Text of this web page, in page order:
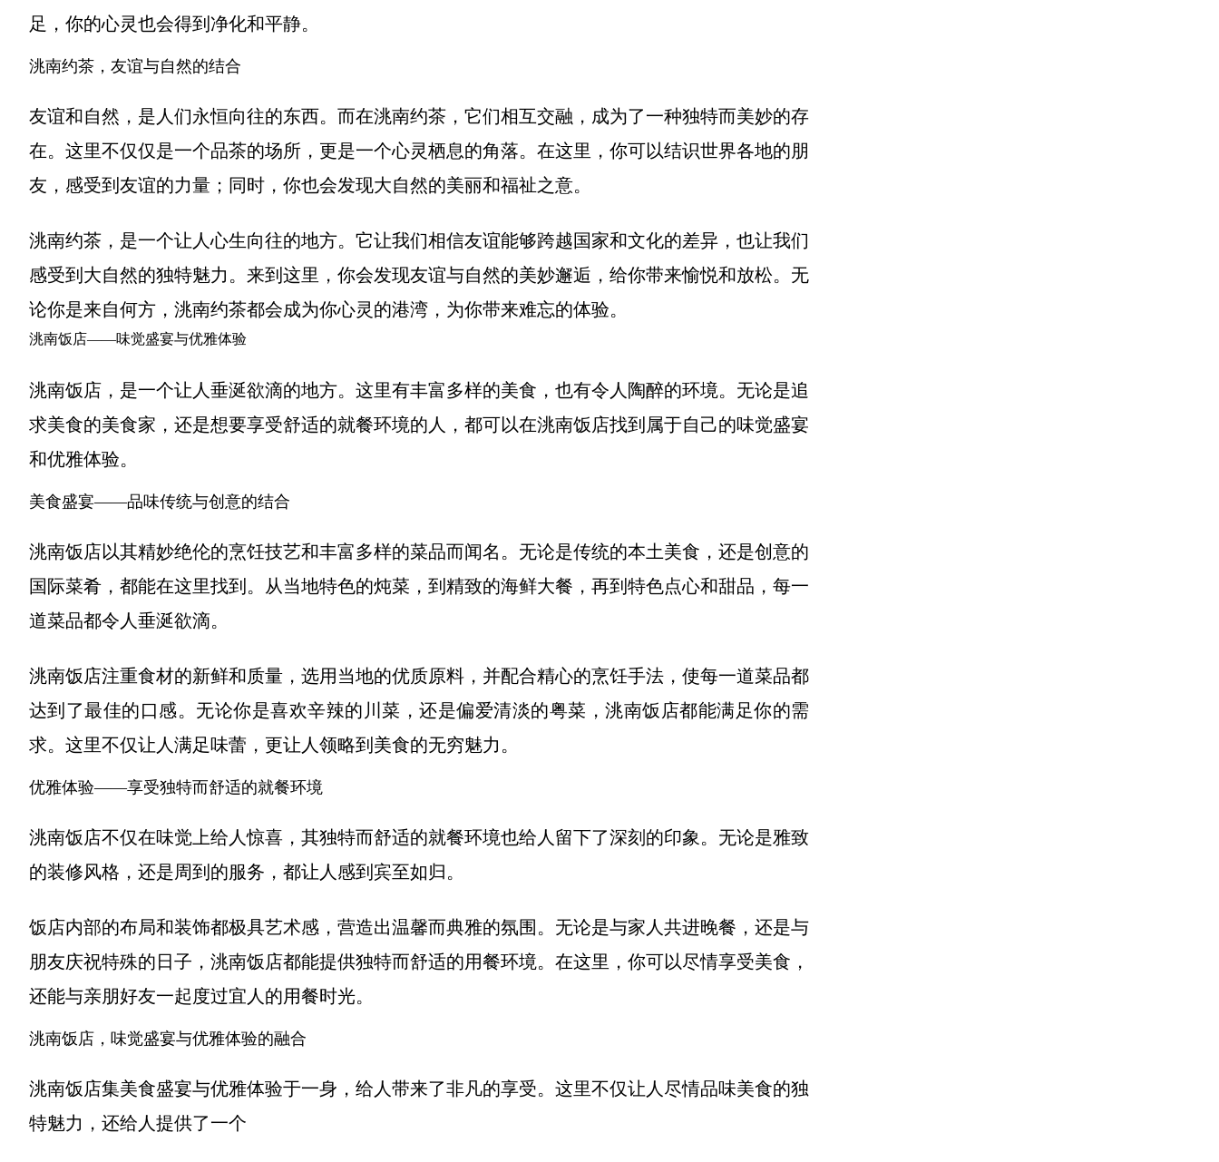
足，你的心灵也会得到净化和平静。
洮南约茶，友谊与自然的结合
友谊和自然，是人们永恒向往的东西。而在洮南约茶，它们相互交融，成为了一种独特而美妙的存
在。这里不仅仅是一个品茶的场所，更是一个心灵栖息的角落。在这里，你可以结识世界各地的朋
友，感受到友谊的力量；同时，你也会发现大自然的美丽和福祉之意。
洮南约茶，是一个让人心生向往的地方。它让我们相信友谊能够跨越国家和文化的差异，也让我们
感受到大自然的独特魅力。来到这里，你会发现友谊与自然的美妙邂逅，给你带来愉悦和放松。无
论你是来自何方，洮南约茶都会成为你心灵的港湾，为你带来难忘的体验。
洮南饭店——味觉盛宴与优雅体验
洮南饭店，是一个让人垂涎欲滴的地方。这里有丰富多样的美食，也有令人陶醉的环境。无论是追
求美食的美食家，还是想要享受舒适的就餐环境的人，都可以在洮南饭店找到属于自己的味觉盛宴
和优雅体验。
美食盛宴——品味传统与创意的结合
洮南饭店以其精妙绝伦的烹饪技艺和丰富多样的菜品而闻名。无论是传统的本土美食，还是创意的
国际菜肴，都能在这里找到。从当地特色的炖菜，到精致的海鲜大餐，再到特色点心和甜品，每一
道菜品都令人垂涎欲滴。
洮南饭店注重食材的新鲜和质量，选用当地的优质原料，并配合精心的烹饪手法，使每一道菜品都
达到了最佳的口感。无论你是喜欢辛辣的川菜，还是偏爱清淡的粤菜，洮南饭店都能满足你的需
求。这里不仅让人满足味蕾，更让人领略到美食的无穷魅力。
优雅体验——享受独特而舒适的就餐环境
洮南饭店不仅在味觉上给人惊喜，其独特而舒适的就餐环境也给人留下了深刻的印象。无论是雅致
的装修风格，还是周到的服务，都让人感到宾至如归。
饭店内部的布局和装饰都极具艺术感，营造出温馨而典雅的氛围。无论是与家人共进晚餐，还是与
朋友庆祝特殊的日子，洮南饭店都能提供独特而舒适的用餐环境。在这里，你可以尽情享受美食，
还能与亲朋好友一起度过宜人的用餐时光。
洮南饭店，味觉盛宴与优雅体验的融合
洮南饭店集美食盛宴与优雅体验于一身，给人带来了非凡的享受。这里不仅让人尽情品味美食的独
特魅力，还给人提供了一个